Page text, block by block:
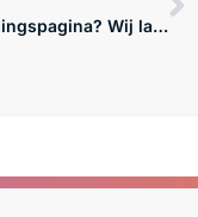
Hoe maak je impact met jouw landingspagina? Wij laten het je zien!